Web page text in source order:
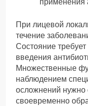
При лицевой
течение
Состояние
введения
Множественные
наблюдением
осложнений нужно
своевременно